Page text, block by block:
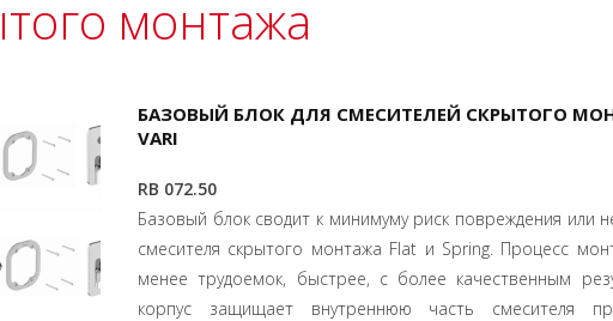
монтажа
БАЗОВЫЙ БЛОК ДЛЯ СМЕСИТЕЛЕЙ СКРЫТОГО
VARI
RB 072.50
Базовый блок сводит к минимуму риск повреждения или
смесителя скрытого монтажа Flat и Spring. Процесс
менее трудоемок, быстрее, с более качественным
корпус защищает внутреннюю часть смесителя